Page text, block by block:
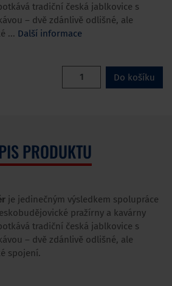
tradiční česká jablkovice s
– dvě zdánlivě odlišné, ale
... Další informace
Do košíku
PRODUKTU
je jedinečným výsledkem spolupráce
pražírny a kavárny
tradiční česká jablkovice s
– dvě zdánlivě odlišné, ale
spojení.